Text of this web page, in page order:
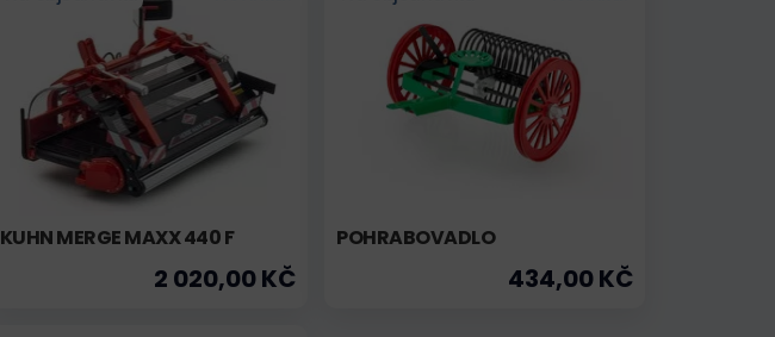
KUHN MERGE MAXX 440 F
2 020,00 KČ
POHRABOVADLO
434,00 KČ